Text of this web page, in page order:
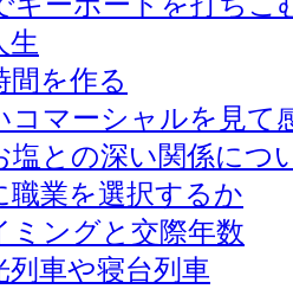
生
間を作る
コマーシャルを見て
塩との深い関係につ
職業を選択するか
ミングと交際年数
列車や寝台列車